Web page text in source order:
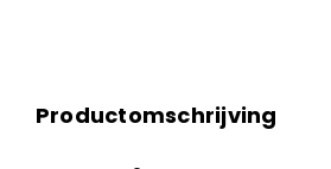
Productomschrijving